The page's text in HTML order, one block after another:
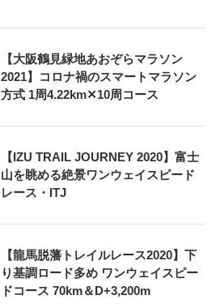
【大阪鶴見緑地あおぞらマラソン
2021】コロナ禍のスマートマラソン
方式 1周4.22km✕10周コース
【IZU TRAIL JOURNEY 2020】富士
山を眺める絶景ワンウェイスピード
レース・ITJ
【龍馬脱藩トレイルレース2020】下
り基調ロード多め ワンウェイスピー
ドコース 70km＆D+3,200m